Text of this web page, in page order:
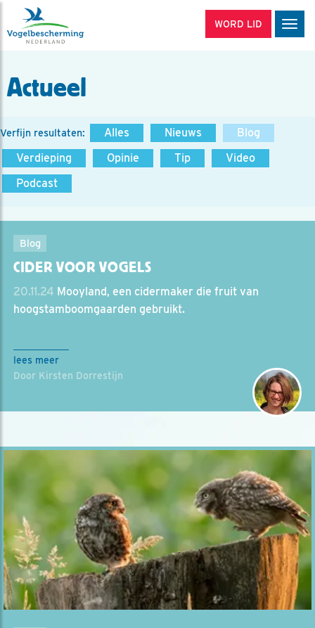
WORD LID
Actueel
Verfijn resultaten: Alles Nieuws
Blog
Verdieping
Opinie Tip
Video
Podcast
Blog
CIDER VOOR VOGELS
20.11.24 Mooyland, een cidermaker die fruit van
hoogstamboomgaarden gebruikt.
lees meer
Door Kirsten Dorrestijn